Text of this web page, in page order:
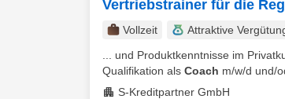
Vertriebstrainer für die
Vollzeit Attraktive
... und Produktkenntnisse im
Qualifikation als Coach m/w/d und/
S-Kreditpartner GmbH